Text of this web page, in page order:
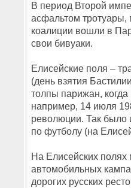
В период Второй
асфальтом тротуары,
коалиции вошли в
свои бивуаки.
Елисейские поля –
(день взятия
толпы парижан,
например, 14 июля
революции. Так было
по футболу (на
На Елисейских полях
автомобильных
дорогих русских